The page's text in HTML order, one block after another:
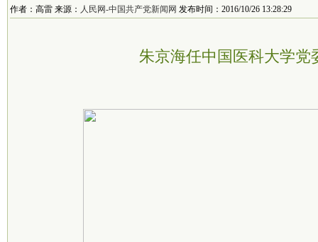
作者：高雷 来源： 人民网-中国共产党新闻网 发布时间：2016/10/26 13:28:29
朱京海任中国医科大学党